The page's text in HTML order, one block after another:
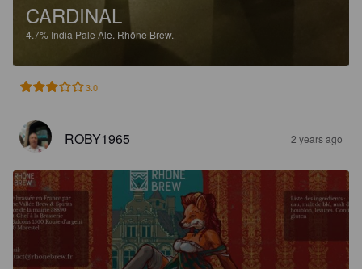
CARDINAL
4.7% India Pale Ale. Rhône Brew.
3.0
ROBY1965 2 years ago